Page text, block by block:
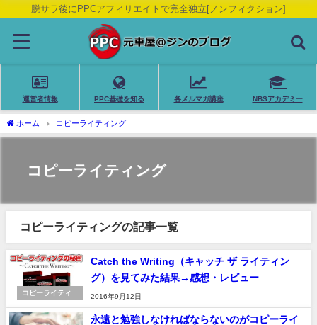
脱サラ後にPPCアフィリエイトで完全独立[ノンフィクション]
運営者情報 PPC基礎を知る 各メルマガ講座 NBSアカデミー
ホーム コピーライティング
コピーライティング
コピーライティングの記事一覧
コピーライティン
Catch the Writing（キャッチ ザ ライティン
グ）を見てみた結果→感想・レビュー
2016年9月12日
永遠と勉強しなければならないのがコピーライ